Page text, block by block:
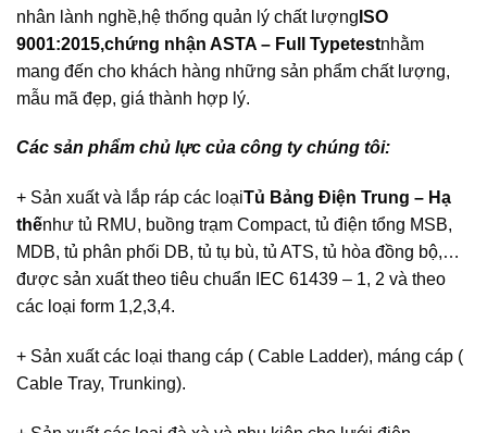
nhân lành nghề,hệ thống quản lý chất lượng ISO
9001:2015,chứng nhận ASTA – Full Typetestnhằm
mang đến cho khách hàng những sản phẩm chất lượng,
mẫu mã đẹp, giá thành hợp lý.
Các sản phẩm chủ lực của công ty chúng tôi:
+ Sản xuất và lắp ráp các loạiTủ Bảng Điện Trung – Hạ
thếnhư tủ RMU, buồng trạm Compact, tủ điện tổng MSB,
MDB, tủ phân phối DB, tủ tụ bù, tủ ATS, tủ hòa đồng bộ,…
được sản xuất theo tiêu chuẩn IEC 61439 – 1, 2 và theo
các loại form 1,2,3,4.
+ Sản xuất các loại thang cáp ( Cable Ladder), máng cáp (
Cable Tray, Trunking).